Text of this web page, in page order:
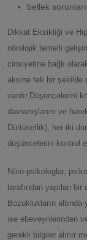
bellek
Dikkat Eksikliği ve
nörolojik temelli
cinsiyetine bağlı
aksine tek bir şekilde
vardır.Düşüncelerini
davranışlarını ve
Dürtüsellik), her iki
düşüncelerini kontrol
Nöro-psikologlar,
tarafından yapılan
Bozuklukların
ise ebeveynlerinden
gerekli bilgiler alınır